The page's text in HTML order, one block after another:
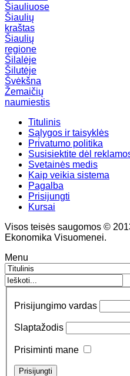
Šiauliuose
Šiaulių
kraštas
Šiaulių
regione
Šilalėje
Šilutėje
Švėkšna
Žemaičių
naumiestis
Titulinis
Sąlygos ir taisyklės
Privatumo politika
Susisiektite dėl
Svetainės medis
Kaip veikia sistema
Pagalba
Prisijungti
Kursai
Visos teisės saugomos ©
Ekonomika Visuomenei.
Menu
Prisijungimo vardas
Slaptažodis
Prisiminti mane